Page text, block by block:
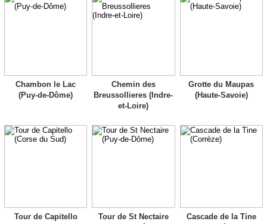
Chambon le Lac
(Puy-de-Dôme)
Chemin des
Breussollieres (Indre-
et-Loire)
Grotte du Maupas
(Haute-Savoie)
Tour de Capitello
Tour de St Nectaire
Cascade de la Tine